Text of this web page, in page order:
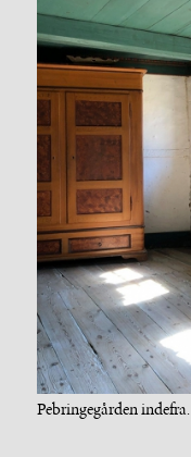
Pebringegården indefra.